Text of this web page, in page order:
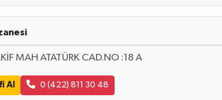
MAH ATATÜRK CAD.NO :18 A
Al 0 (422) 811 30 48